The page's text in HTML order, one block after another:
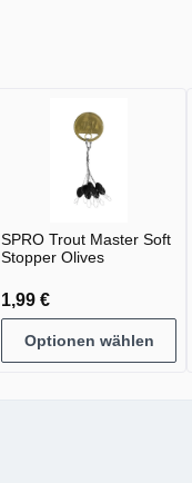
SPRO Trout Master Soft
Stopper Olives
1,99 €
Optionen wählen